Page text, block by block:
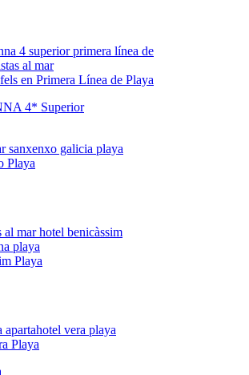
en Primera Línea de Playa
4* Superior
Playa
Playa
Playa